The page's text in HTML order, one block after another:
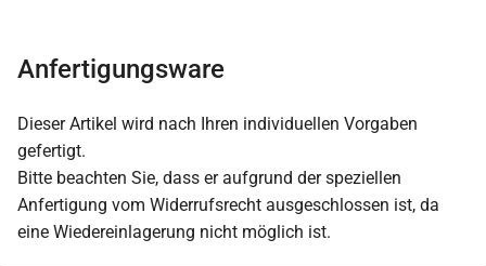
Anfertigungsware
Dieser Artikel wird nach Ihren individuellen Vorgaben
gefertigt.
Bitte beachten Sie, dass er aufgrund der speziellen
Anfertigung vom Widerrufsrecht ausgeschlossen ist, da
eine Wiedereinlagerung nicht möglich ist.